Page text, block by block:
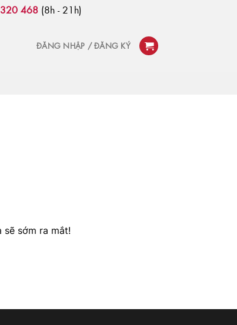
468 (8h - 21h)
ĐĂNG NHẬP / ĐĂNG KÝ
sớm ra mắt!